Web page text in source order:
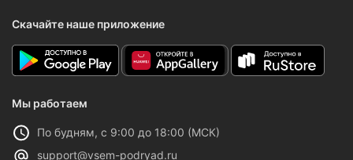
Скачайте наше приложение
Мы работаем
По будням, с 9:00 до 18:00 (МСК)
support@vsem-podryad.ru